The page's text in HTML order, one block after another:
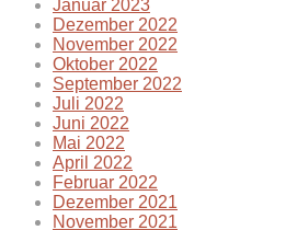
Januar 2023
Dezember 2022
November 2022
Oktober 2022
September 2022
Juli 2022
Juni 2022
Mai 2022
April 2022
Februar 2022
Dezember 2021
November 2021